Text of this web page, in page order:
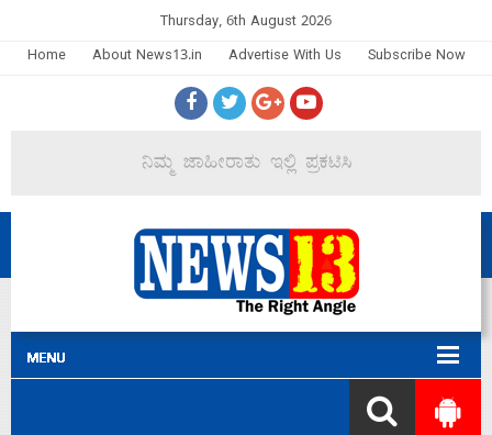
Thursday, 6th August 2026
Home
About News13.in Advertise With Us Subscribe Now